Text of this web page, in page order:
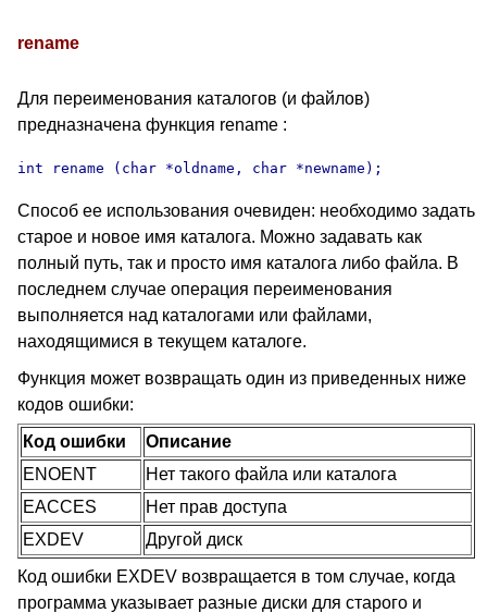
rename
Для переименования каталогов (и файлов)
предназначена функция rename :
int rename (char *oldname, char *newname);
Способ ее использования очевиден: необходимо задать
старое и новое имя каталога. Можно задавать как
полный путь, так и просто имя каталога либо файла. В
последнем случае операция переименования
выполняется над каталогами или файлами,
находящимися в текущем каталоге.
Функция может возвращать один из приведенных ниже
кодов ошибки:
Код ошибки
Описание
ENOENT
Нет такого файла или каталога
EACCES
Нет прав доступа
EXDEV
Другой диск
Код ошибки EXDEV возвращается в том случае, когда
программа указывает разные диски для старого и